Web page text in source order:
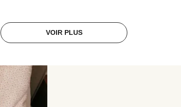
VOIR PLUS